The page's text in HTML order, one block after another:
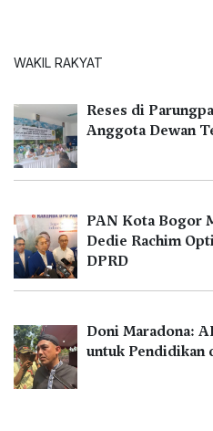
WAKIL RAKYAT
Reses di
Anggota Dewan
PAN Kota Bogor
Dedie Rachim
DPRD
Doni Maradona:
untuk Pendidikan